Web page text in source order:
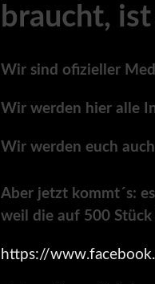
braucht,
Wir sind ofizieller
Wir werden hier alle
Wir werden euch
Aber jetzt kommt´s:
weil die auf 500
https://